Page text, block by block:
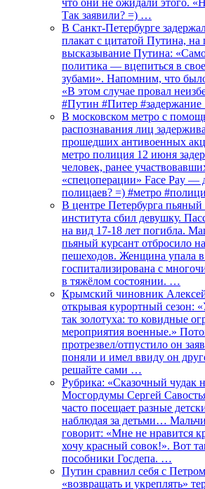
Так заявили? =) …
В Санкт-Петербурге
плакат с цитатой Путина, на
высказывание Путина:
политика — вцепиться в
зубами». Напомним, что
«В этом случае провал
#Путин #Питер
В московском метро с
распознавания лиц
прошедших антивоенных
метро полиция 12 июня
человек, ранее
«спецоперации» Face Pay —
полицаев? =) #метро
В центре Петербурга пьяный
института сбил девушку.
на вид 17-18 лет погибла.
пьяный курсант отбросило
пешеходов. Женщина упала
госпитализирована с
в тяжёлом состоянии. …
Крымский чиновник
открывая курортный сезон:
так золотуха: то ковидные
мероприятия военные.»
протрезвел/отпустило он
поняли и имел ввиду он
решайте сами …
Рубрика: «Сказочный чудак
Мосгордумы Сергей
часто посещает разные
наблюдая за детьми…
говорит: «Мне не нравится
хочу красный совок!». Вот
пособники Госдепа. …
Путин сравнил себя с
«возвращать и укреплять»